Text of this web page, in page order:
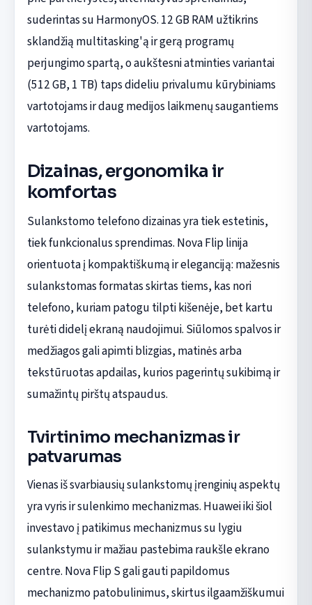
suderintas su HarmonyOS. 12 GB RAM užtikrins
sklandžią multitasking'ą ir gerą programų
perjungimo spartą, o aukštesni atminties variantai
(512 GB, 1 TB) taps dideliu privalumu kūrybiniams
vartotojams ir daug medijos laikmenų saugantiems
vartotojams.
Dizainas, ergonomika ir
komfortas
Sulankstomo telefono dizainas yra tiek estetinis,
tiek funkcionalus sprendimas. Nova Flip linija
orientuota į kompaktiškumą ir eleganciją: mažesnis
sulankstomas formatas skirtas tiems, kas nori
telefono, kuriam patogu tilpti kišenėje, bet kartu
turėti didelį ekraną naudojimui. Siūlomos spalvos ir
medžiagos gali apimti blizgias, matinės arba
tekstūruotas apdailas, kurios pagerintų sukibimą ir
sumažintų pirštų atspaudus.
Tvirtinimo mechanizmas ir
patvarumas
Vienas iš svarbiausių sulankstomų įrenginių aspektų
yra vyris ir sulenkimo mechanizmas. Huawei iki šiol
investavo į patikimus mechanizmus su lygiu
sulankstymu ir mažiau pastebima raukšle ekrano
centre. Nova Flip S gali gauti papildomus
mechanizmo patobulinimus, skirtus ilgaamžiškumui